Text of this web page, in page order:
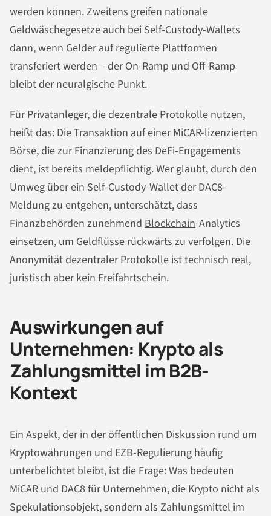
werden können. Zweitens greifen nationale
Geldwäschegesetze auch bei Self-Custody-Wallets
dann, wenn Gelder auf regulierte Plattformen
transferiert werden – der On-Ramp und Off-Ramp
bleibt der neuralgische Punkt.
Für Privatanleger, die dezentrale Protokolle nutzen,
heißt das: Die Transaktion auf einer MiCAR-lizenzierten
Börse, die zur Finanzierung des DeFi-Engagements
dient, ist bereits meldepflichtig. Wer glaubt, durch den
Umweg über ein Self-Custody-Wallet der DAC8-
Meldung zu entgehen, unterschätzt, dass
Finanzbehörden zunehmend Blockchain-Analytics
einsetzen, um Geldflüsse rückwärts zu verfolgen. Die
Anonymität dezentraler Protokolle ist technisch real,
juristisch aber kein Freifahrtschein.
Auswirkungen auf
Unternehmen: Krypto als
Zahlungsmittel im B2B-
Kontext
Ein Aspekt, der in der öffentlichen Diskussion rund um
Kryptowährungen und EZB-Regulierung häufig
unterbelichtet bleibt, ist die Frage: Was bedeuten
MiCAR und DAC8 für Unternehmen, die Krypto nicht als
Spekulationsobjekt, sondern als Zahlungsmittel im